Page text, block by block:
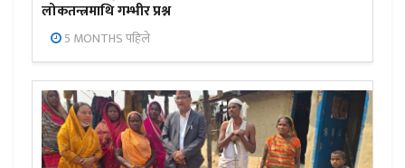
लोकतन्त्रमाथि गम्भीर प्रश्न
5 MONTHS पहिले